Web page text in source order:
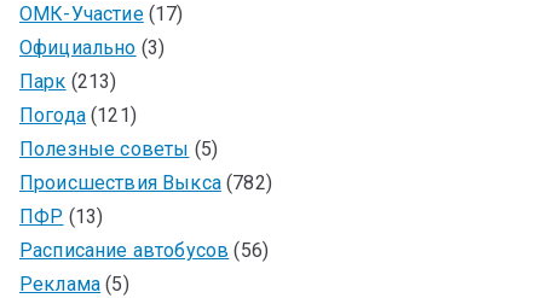
ОМК-Участие(17)
Официально (3)
Парк (213)
Погода(121)
Полезные советы (5)
Происшествия Выкса(782)
ПФР (13)
Расписание автобусов (56)
Реклама (5)